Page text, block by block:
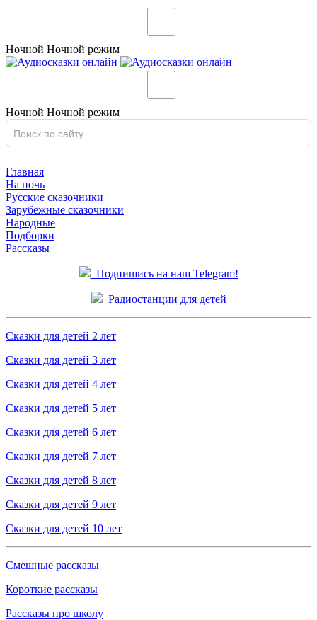
Ночной Ночной режим
Ночной Ночной режим
Главная
На ночь
Русские сказочники
Зарубежные сказочники
Народные
Подборки
Рассказы
Подпишись на наш Telegram!
Радиостанции для детей
Сказки для детей 2 лет
Сказки для детей 3 лет
Сказки для детей 4 лет
Сказки для детей 5 лет
Сказки для детей 6 лет
Сказки для детей 7 лет
Сказки для детей 8 лет
Сказки для детей 9 лет
Сказки для детей 10 лет
Смешные рассказы
Короткие рассказы
Рассказы про школу